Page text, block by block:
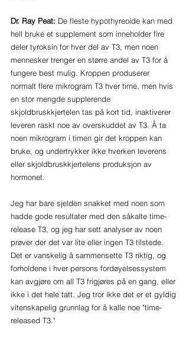
Dr. Ray Peat: De fleste hypothyreoide kan med
hell bruke et supplement som inneholder fire
deler tyroksin for hver del av T3, men noen
mennesker trenger en større andel av T3 for å
fungere best mulig. Kroppen produserer
normalt flere mikrogram T3 hver time, men hvis
en stor mengde supplerende
skjoldbruskkjertelen tas på kort tid, inaktiverer
leveren raskt noe av overskuddet av T3. Å ta
noen mikrogram i timen gir det kroppen kan
bruke, og undertrykker ikke hverken leverens
eller skjoldbruskkjertelens produksjon av
hormonet.
Jeg har bare sjelden snakket med noen som
hadde gode resultater med den såkalte time-
release T3, og jeg har sett analyser av noen
prøver der det var lite eller ingen T3 tilstede.
Det er vanskelig å sammensette T3 riktig, og
forholdene i hver persons fordøyelsessystem
kan avgjøre om all T3 frigjøres på en gang, eller
ikke i det hele tatt. Jeg tror ikke det er et gyldig
vitenskapelig grunnlag for å kalle noe "time-
released T3."